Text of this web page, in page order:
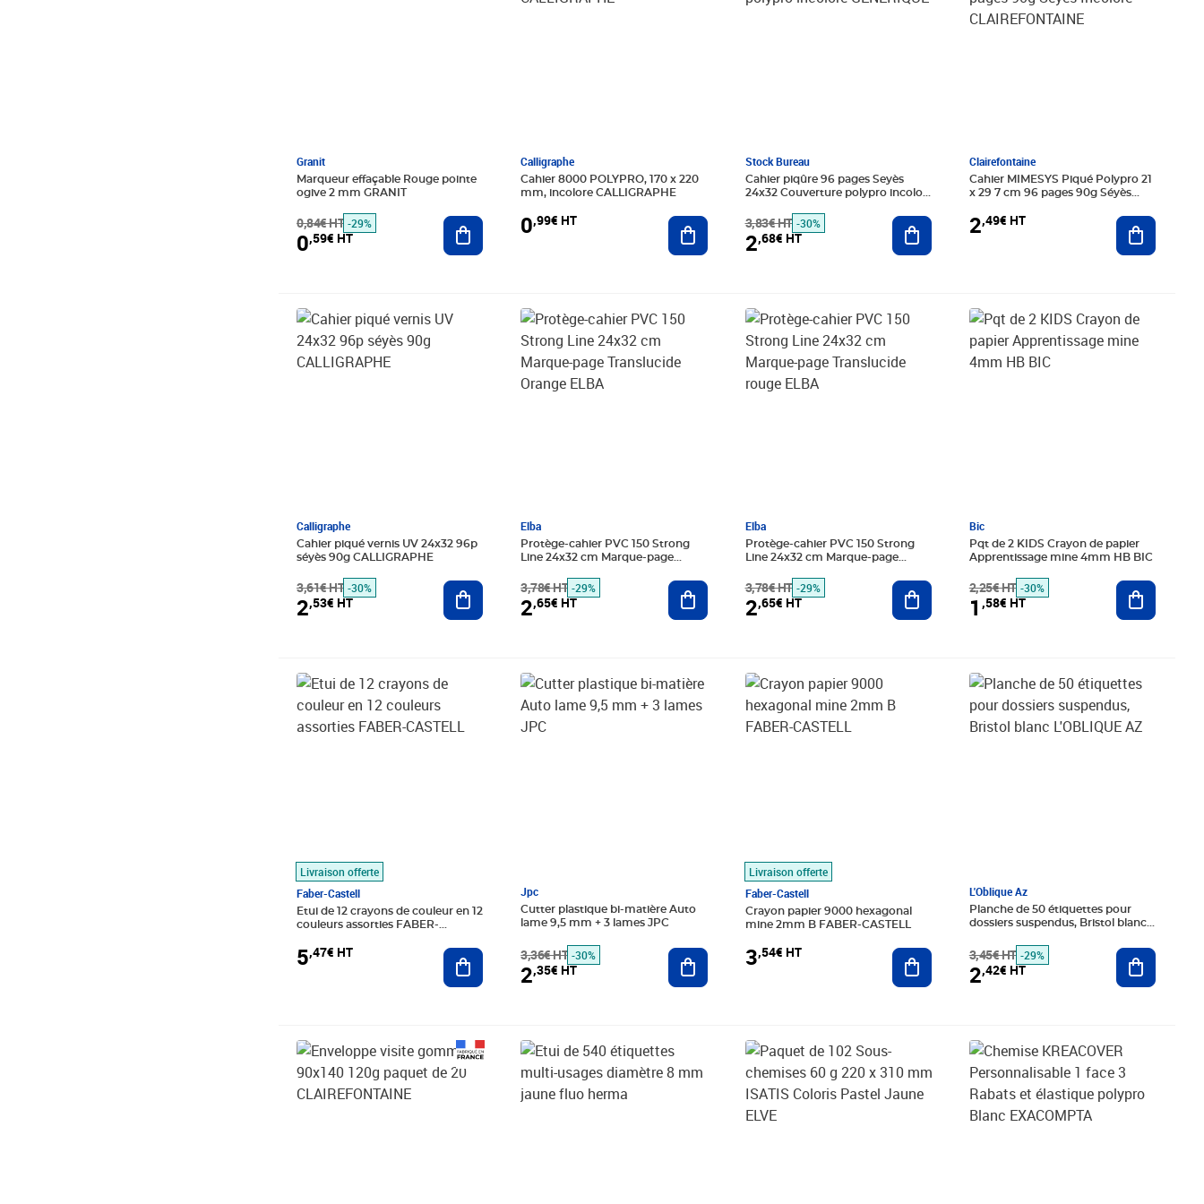
Granit
Marqueur effaçable Rouge pointe
ogive 2 mm GRANIT
0,84€ HT -29%
0,59€ HT
Ajouter au panier
Calligraphe
Cahier 8000 POLYPRO, 170 x 220
mm, incolore CALLIGRAPHE
0,99€ HT Ajouter au panier
Stock Bureau
Cahier piqûre 96 pages Seyès
24x32 Couverture polypro incolore
3,83€ HT -30%
2,68€ HT
Ajouter au panier
Clairefontaine
Cahier MIMESYS Piqué Polypro 21
x 29 7 cm 96 pages 90g Séyès
2,49€ HT Ajouter
Calligraphe
Cahier piqué vernis UV 24x32 96p
séyès 90g CALLIGRAPHE
3,61€ HT
Prix barré 3,61€ HT
-30%
2,53€ HT
Prix 2,53€ HT
Ajouter au panier
Elba
Protège-cahier PVC 150 Strong
Line 24x32 cm Marque-page
3,78€ HT
Prix barré 3,78€ HT
-29%
2,65€ HT
Prix 2,65€ HT
Ajouter au panier
Elba
Protège-cahier PVC 150 Strong
Line 24x32 cm Marque-page
3,78€ HT
Prix barré 3,78€ HT
-29%
2,65€ HT
Prix 2,65€ HT
Ajouter au panier
Bic
Pqt de 2 KIDS Crayon de papier
Apprentissage mine 4mm HB BIC
2,25€ HT
Prix barré 2,25€ HT
-30%
1 ,58€ HT
Prix 1,58€ HT
Ajouter
Livraison offerte
Faber-Castell
Etui de 12 crayons de couleur en 12
couleurs assorties FABER-
5,47€ HT
Prix 5,47€ HT
Ajouter au panier
Jpc
Cutter plastique bi-matière Auto
lame 9,5 mm + 3 lames JPC
3,36€ HT
Prix barré 3,36€ HT
-30%
2,35€ HT
Prix 2,35€ HT
Ajouter au panier
Livraison offerte
Faber-Castell
Crayon papier 9000 hexagonal
mine 2mm B FABER-CASTELL
3,54€ HT
Prix 3,54€ HT
Ajouter au panier
L'Oblique Az
Planche de 50 étiquettes pour
dossiers suspendus, Bristol blanc
3,45€ HT
Prix barré 3,45€ HT
-29%
2,42€ HT
Prix 2,42€ HT
Ajouter
Prix barré 3,12€ HT
Prix 2,18€ HT Prix barré 2,08€ HT
Prix 1,45€ HT Prix barré 3,11€ HT
Prix 2,64€ HT Prix 7,78€ HT